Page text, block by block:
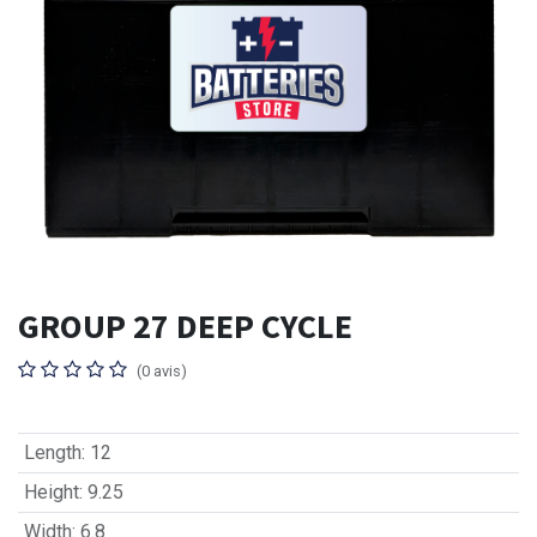
GROUP 27 DEEP CYCLE
(0 avis)
Length: 12
Height: 9.25
Width: 6.8